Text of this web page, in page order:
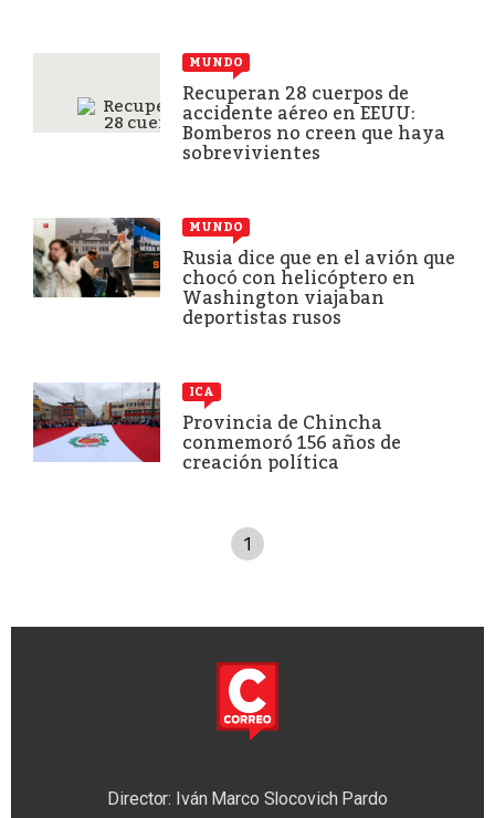
MUNDO
Recuperan 28 cuerpos de
accidente aéreo en EEUU:
Bomberos no creen que haya
sobrevivientes
MUNDO
Rusia dice que en el avión que
chocó con helicóptero en
Washington viajaban
deportistas rusos
ICA
Provincia de Chincha
conmemoró 156 años de
creación política
1
Director: Iván Marco Slocovich Pardo